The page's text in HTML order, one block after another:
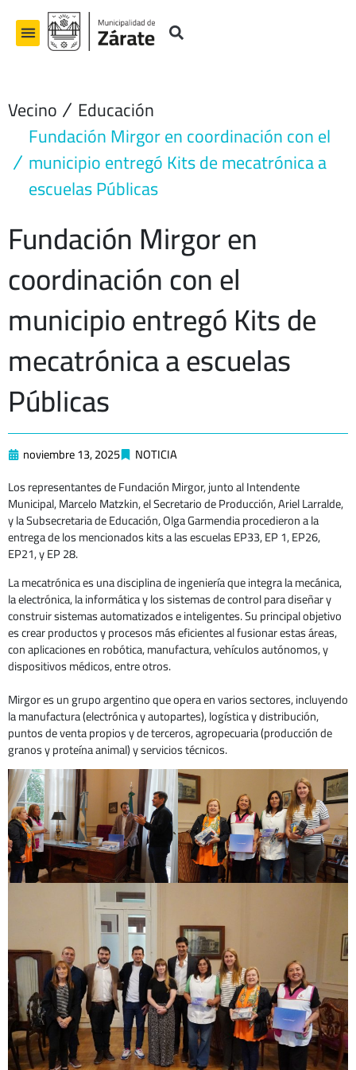
contenido
Vecino Educación
Fundación Mirgor en coordinación con el
municipio entregó Kits de mecatrónica a
escuelas Públicas
Fundación Mirgor en
coordinación con el
municipio entregó Kits de
mecatrónica a escuelas
Públicas
noviembre 13, 2025
NOTICIA
Los representantes de Fundación Mirgor, junto al Intendente
Municipal, Marcelo Matzkin, el Secretario de Producción, Ariel Larralde,
y la Subsecretaria de Educación, Olga Garmendia procedieron a la
entrega de los mencionados kits a las escuelas EP33, EP 1, EP26,
EP21, y EP 28.
La mecatrónica es una disciplina de ingeniería que integra la mecánica,
la electrónica, la informática y los sistemas de control para diseñar y
construir sistemas automatizados e inteligentes. Su principal objetivo
es crear productos y procesos más eficientes al fusionar estas áreas,
con aplicaciones en robótica, manufactura, vehículos autónomos, y
dispositivos médicos, entre otros.
Mirgor es un grupo argentino que opera en varios sectores, incluyendo
la manufactura (electrónica y autopartes), logística y distribución,
puntos de venta propios y de terceros, agropecuaria (producción de
granos y proteína animal) y servicios técnicos.